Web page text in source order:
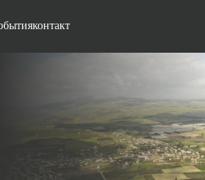
контакт